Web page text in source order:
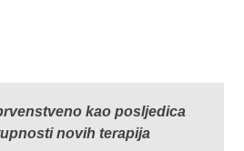
kao posljedica
novih terapija